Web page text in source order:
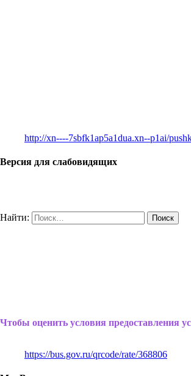
http://xn----7sbfk1ap5a1dua.xn--p1ai/
Версия для слабовидящих
Найти:
Чтобы оценить условия предоставления
https://bus.gov.ru/qrcode/rate/368806